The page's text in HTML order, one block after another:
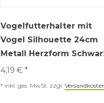
Vogelfutterhalter mit
Vogel Silhouette 24cm
Metall Herzform
4,19 € *
* inkl. ges. MwSt. zzgl.